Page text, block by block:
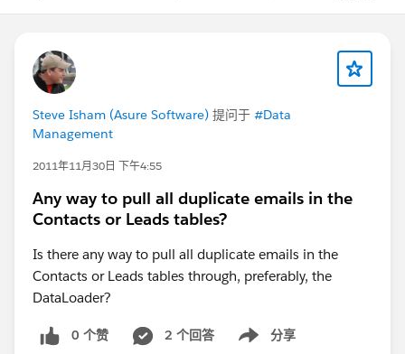
Steve Isham (Asure Software) 提问于 #Data
Management
2011年11月30日 下午4:55
Any way to pull all duplicate emails in the
Contacts or Leads tables?
Is there any way to pull all duplicate emails in the
Contacts or Leads tables through, preferably, the
DataLoader?
0 个赞 2 个回答 分享
Show menu